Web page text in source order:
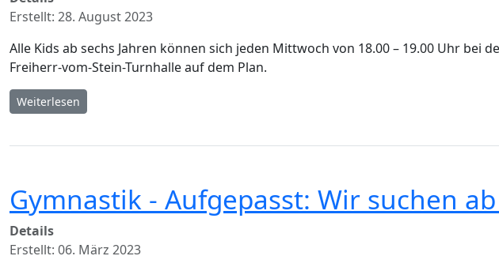
Erstellt: 28. August 2023
Alle Kids ab sechs Jahren können sich jeden Mittwoch von 18.00 – 19.00 Uhr
Freiherr-vom-Stein-Turnhalle auf dem Plan.
Weiterlesen
Gymnastik - Aufgepasst: Wir suchen
Details
Erstellt: 06. März 2023